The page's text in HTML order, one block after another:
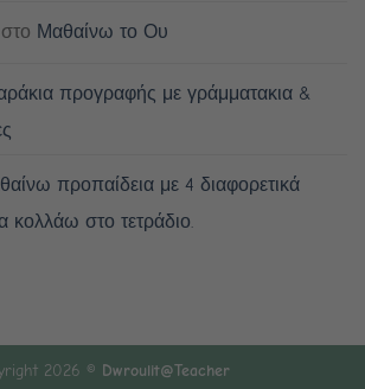
στο Μαθαίνω το Ου
προγραφής με γράμματακια &
προπαίδεια με 4 διαφορετικά
κολλάω στο τετράδιο.
2026 © Dwroulit@Teacher